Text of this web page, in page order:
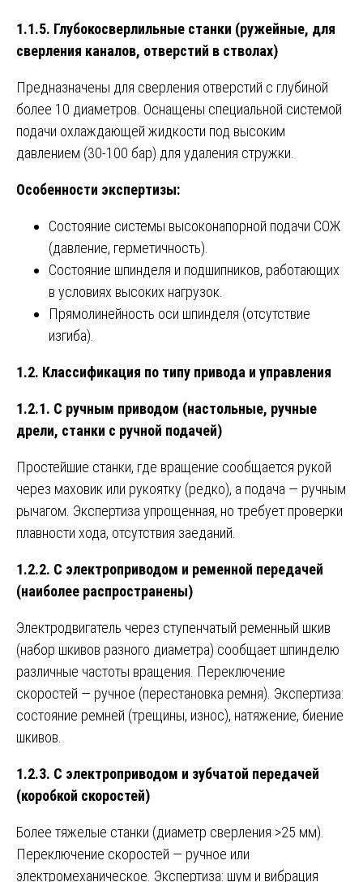
1.1.5. Глубокосверлильные станки (ружейные, для
сверления каналов, отверстий в стволах)
Предназначены для сверления отверстий с глубиной
более 10 диаметров. Оснащены специальной системой
подачи охлаждающей жидкости под высоким
давлением (30-100 бар) для удаления стружки.
Особенности экспертизы:
Состояние системы высоконапорной подачи СОЖ
(давление, герметичность).
Состояние шпинделя и подшипников, работающих
в условиях высоких нагрузок.
Прямолинейность оси шпинделя (отсутствие
изгиба).
1.2. Классификация по типу привода и управления
1.2.1. С ручным приводом (настольные, ручные
дрели, станки с ручной подачей)
Простейшие станки, где вращение сообщается рукой
через маховик или рукоятку (редко), а подача — ручным
рычагом. Экспертиза упрощенная, но требует проверки
плавности хода, отсутствия заеданий.
1.2.2. С электроприводом и ременной передачей
(наиболее распространены)
Электродвигатель через ступенчатый ременный шкив
(набор шкивов разного диаметра) сообщает шпинделю
различные частоты вращения. Переключение
скоростей — ручное (перестановка ремня). Экспертиза:
состояние ремней (трещины, износ), натяжение, биение
шкивов.
1.2.3. С электроприводом и зубчатой передачей
(коробкой скоростей)
Более тяжелые станки (диаметр сверления >25 мм).
Переключение скоростей — ручное или
электромеханическое. Экспертиза: шум и вибрация